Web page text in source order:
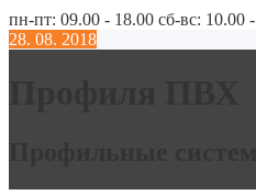
пн-пт: 09.00 - 18.00 сб-вс: 10.00
28. 08. 2018